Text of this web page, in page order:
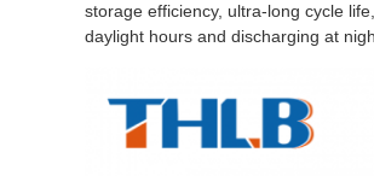
storage efficiency, ultra-long cycle
daylight hours and discharging at